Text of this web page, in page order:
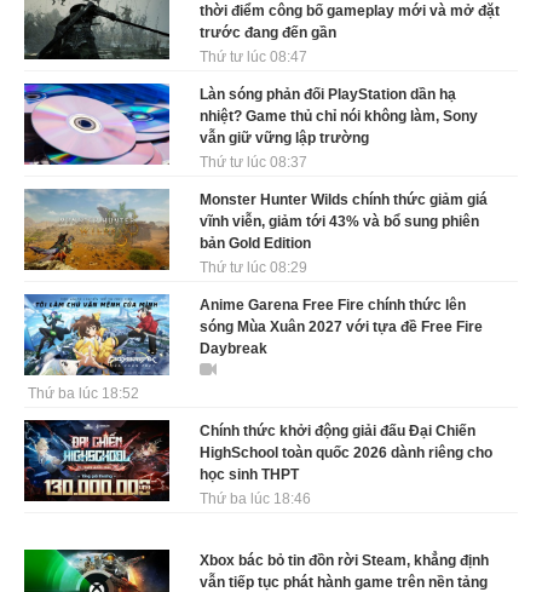
thời điểm công bố gameplay mới và mở đặt
trước đang đến gần
Thứ tư lúc 08:47
Làn sóng phản đối PlayStation dần hạ
nhiệt? Game thủ chỉ nói không làm, Sony
vẫn giữ vững lập trường
Thứ tư lúc 08:37
Monster Hunter Wilds chính thức giảm giá
vĩnh viễn, giảm tới 43% và bổ sung phiên
bản Gold Edition
Thứ tư lúc 08:29
Anime Garena Free Fire chính thức lên
sóng Mùa Xuân 2027 với tựa đề Free Fire
Daybreak
Thứ ba lúc 18:52
Chính thức khởi động giải đấu Đại Chiến
HighSchool toàn quốc 2026 dành riêng cho
học sinh THPT
Thứ ba lúc 18:46
Xbox bác bỏ tin đồn rời Steam, khẳng định
vẫn tiếp tục phát hành game trên nền tảng